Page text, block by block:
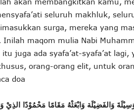
seluruh makhluk,
surga, mereka yang
Inilah maqom mulia Nabi
itu juga ada syafa’at-syafa’at
orang-orang elit, untuk
doa
وَالفَضِيْلَة وَابْعَثْهُ مَقَامًا مَحْمُوْدًا الذِيْ